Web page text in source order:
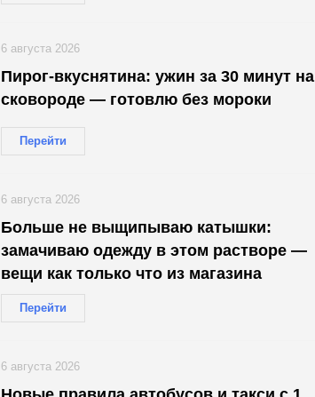
Пирог-вкуснятина: ужин за 30 минут на
сковороде — готовлю без мороки
Перейти
6 августа 2026
Больше не выщипываю катышки:
замачиваю одежду в этом растворе —
вещи как только что из магазина
Перейти
6 августа 2026
6 августа 2026